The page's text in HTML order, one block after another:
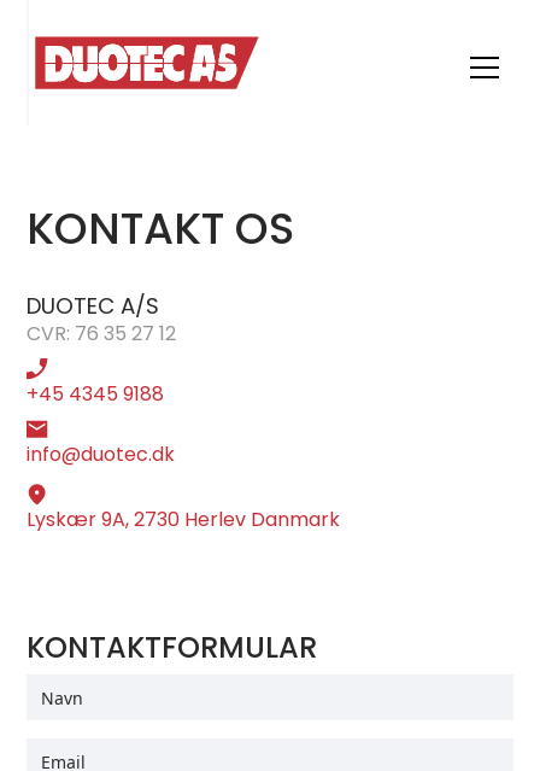
KONTAKT OS
DUOTEC A/S
CVR: 76 35 27 12
+45 4345 9188
info@duotec.dk
Lyskær 9A, 2730 Herlev Danmark
KONTAKTFORMULAR